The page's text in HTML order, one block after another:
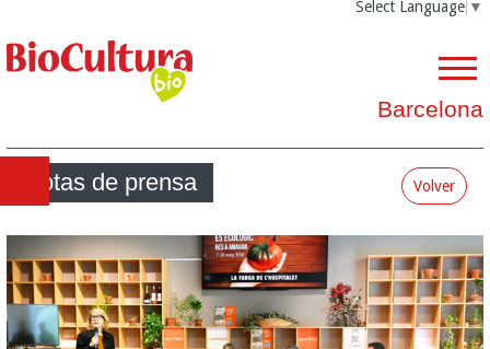
Select Language ▼
Barcelona
Notas de prensa Volver